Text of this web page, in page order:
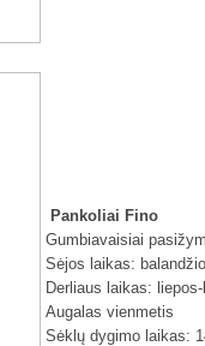
Pankoliai Fino
Gumbiavaisiai
Sėjos laikas:
Derliaus laikas:
Augalas vienmetis
Sėklų dygimo laikas: